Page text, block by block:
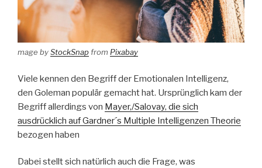
mage byStockSnapfrom Pixabay
Viele kennen den Begriff der Emotionalen Intelligenz,
den Goleman populär gemacht hat. Ursprünglich kam der
Begriff allerdings von Mayer,/Salovay, die sich
ausdrücklich auf Gardner´s Multiple Intelligenzen Theorie
bezogen haben
Dabei stellt sich natürlich auch die Frage, was